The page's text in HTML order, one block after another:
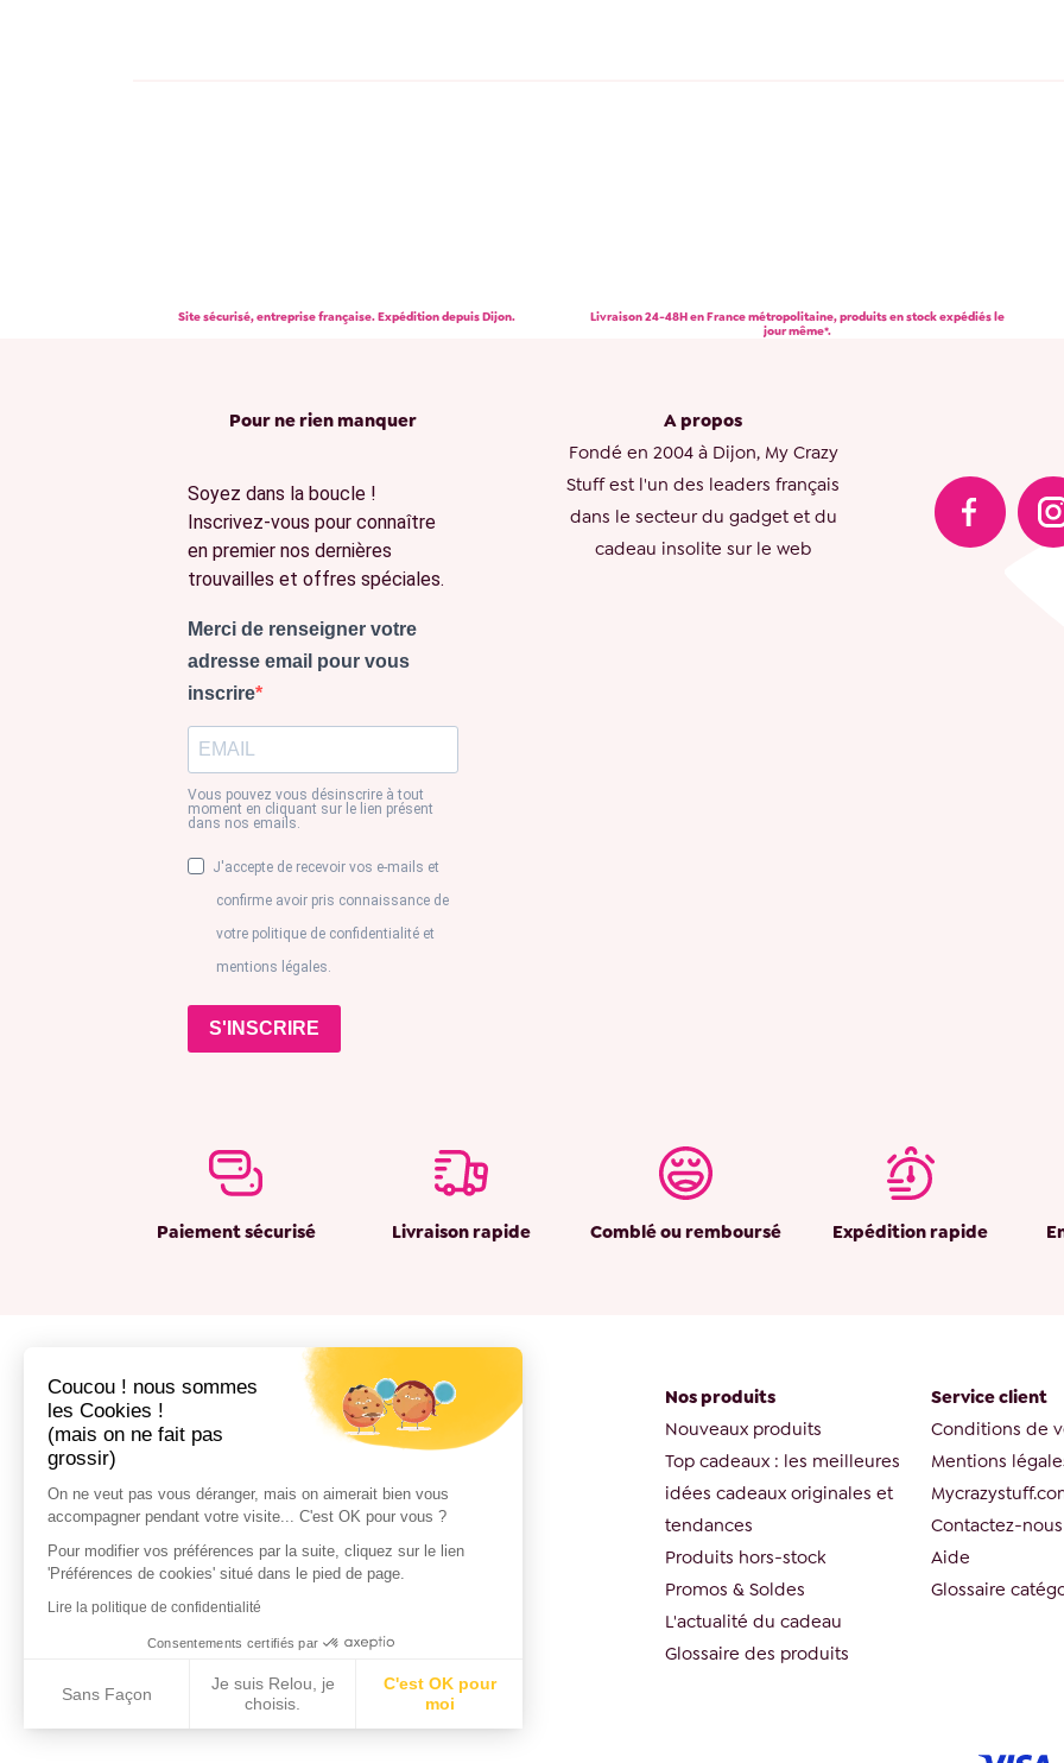
Coucou ! nous sommes
les Cookies !
(mais on ne fait pas
grossir)
On ne veut pas vous déranger, mais on aimerait bien vous
accompagner pendant votre visite... C'est OK pour vous ?
Pour modifier vos préférences par la suite, cliquez sur le lien
'Préférences de cookies' situé dans le pied de page.
Lire la politique de confidentialité
Consentements certifiés par
Sans Façon
Je suis Relou, je
choisis.
C'est OK pour
moi
Notre plateforme vous permet d'adapter et de gérer vos paramètres de confidentialité, en garantissant la conformité avec les réglementations. Personnalisez vos préférences pour contrôler
Site sécurisé, entreprise française. Expédition depuis Dijon.
Livraison 24-48H en France métropolitaine, produits en stock expédiés le
jour même*.
Pour ne rien manquer
Soyez dans la boucle !
Inscrivez-vous pour connaître
en premier nos dernières
trouvailles et offres spéciales.
Merci de renseigner votre
adresse email pour vous
inscrire
Vous pouvez vous désinscrire à tout
moment en cliquant sur le lien présent
dans nos emails.
J'accepte de recevoir vos e-mails et
confirme avoir pris connaissance de
votre politique de confidentialité et
mentions légales.
S'INSCRIRE
A propos
Fondé en 2004 à Dijon, My Crazy
Stuff est l'un des leaders français
dans le secteur du gadget et du
cadeau insolite sur le web
Paiement sécurisé Livraison rapide Comblé ou remboursé Expédition rapide
Nos produits
Nouveaux produits
Top cadeaux : les meilleures
idées cadeaux originales et
tendances
Produits hors-stock
Promos & Soldes
L'actualité du cadeau
Glossaire des produits
Service client
Conditions de
Mentions
Contactez-nous
Aide
Glossaire